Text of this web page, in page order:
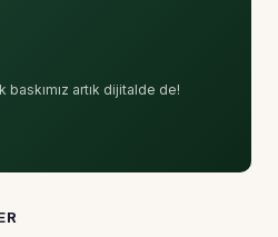
baskımız artık dijitalde de!